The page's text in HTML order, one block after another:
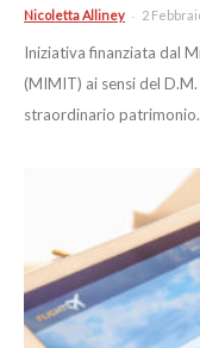
Nicoletta Alliney - 2
Iniziativa finanziata dal
(MIMIT) ai sensi del
straordinario